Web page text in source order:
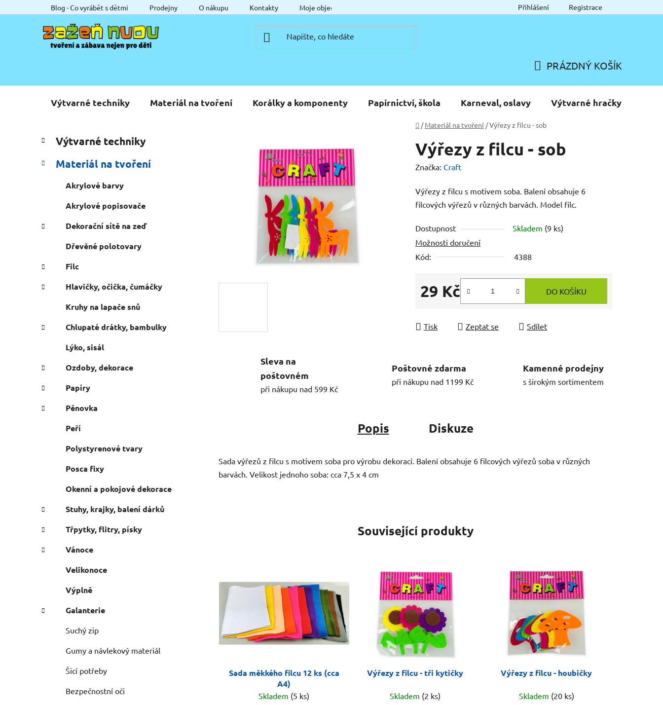
na
Blog - Co vyrábět s dětmi Prodejny O nákupu Kontakty Moje objednávka Přihlášení Registrace
KOŠÍK
PRÁZDNÝ KOŠÍK
Výtvarné techniky Materiál na tvoření Korálky a komponenty Papírnictví, škola Karneval, oslavy Výtvarné hračky
Domů
/ Materiál na tvoření /Výřezy z filcu - sob
P
o
s
n
a
e
Přeskočit
kategorie
a
e
e
Výtvarné techniky
Materiál na tvoření
Akrylové barvy
Akrylové popisovače
Dekorační sítě na zeď
Dřevěné polotovary
Filc
Hlavičky, očička, čumáčky
Kruhy na lapače snů
Chlupaté drátky, bambulky
Lýko, sisál
Ozdoby, dekorace
Papíry
Pěnovka
Peří
Polystyrenové tvary
Posca fixy
Okenní a pokojové dekorace
Stuhy, krajky, balení dárků
Třpytky, flitry, písky
Vánoce
Velikonoce
Výplně
Galanterie
Suchý zip
Gumy a návlekový materiál
Šicí potřeby
Bezpečnostní oči
Výřezy z filcu - sob
Značka: Craft
Výřezy z filcu s motivem soba. Balení obsahuje 6
filcových výřezů v různých barvách. Model filc.
Dostupnost Skladem (9 ks)
Možnosti doručení
Kód:
4388
29 Kč
Měrná cena:
DO KOŠÍKU
Tisk Zeptat se Sdílet
Sleva na
poštovném
při nákupu nad 599 Kč
Poštovné zdarma
při nákupu nad 1199 Kč
Kamenné prodejny
s širokým sortimentem
Popis Diskuze
Sada výřezů z filcu s motivem soba pro výrobu dekorací. Balení obsahuje 6 filcových výřezů soba v různých
barvách. Velikost jednoho soba: cca 7,5 x 4 cm
Související produkty
Sada měkkého filcu 12 ks (cca
A4)
Skladem (5 ks)
Výřezy z filcu - tři kytičky
Skladem (2 ks)
Výřezy z filcu - houbičky
Skladem (20 ks)